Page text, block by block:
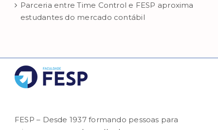
Parceria entre Time Control e FESP aproxima
estudantes do mercado contábil
FESP – Desde 1937 formando pessoas para